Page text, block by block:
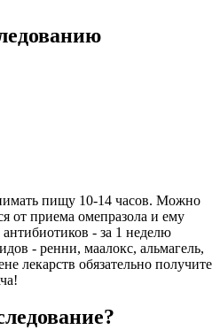
пищу 10-14 часов. Можно
от приема омепразола и ему
- за 1 неделю
- ренни, маалокс, альмагель,
лекарств обязательно получите